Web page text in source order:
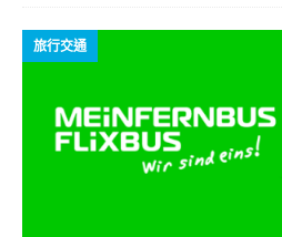
旅行交通